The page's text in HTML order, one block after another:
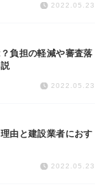
2022.05.23
負担の軽減や審査落
2022.05.23
由と建設業者におす
2022.05.23